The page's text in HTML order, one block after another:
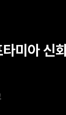
타미아